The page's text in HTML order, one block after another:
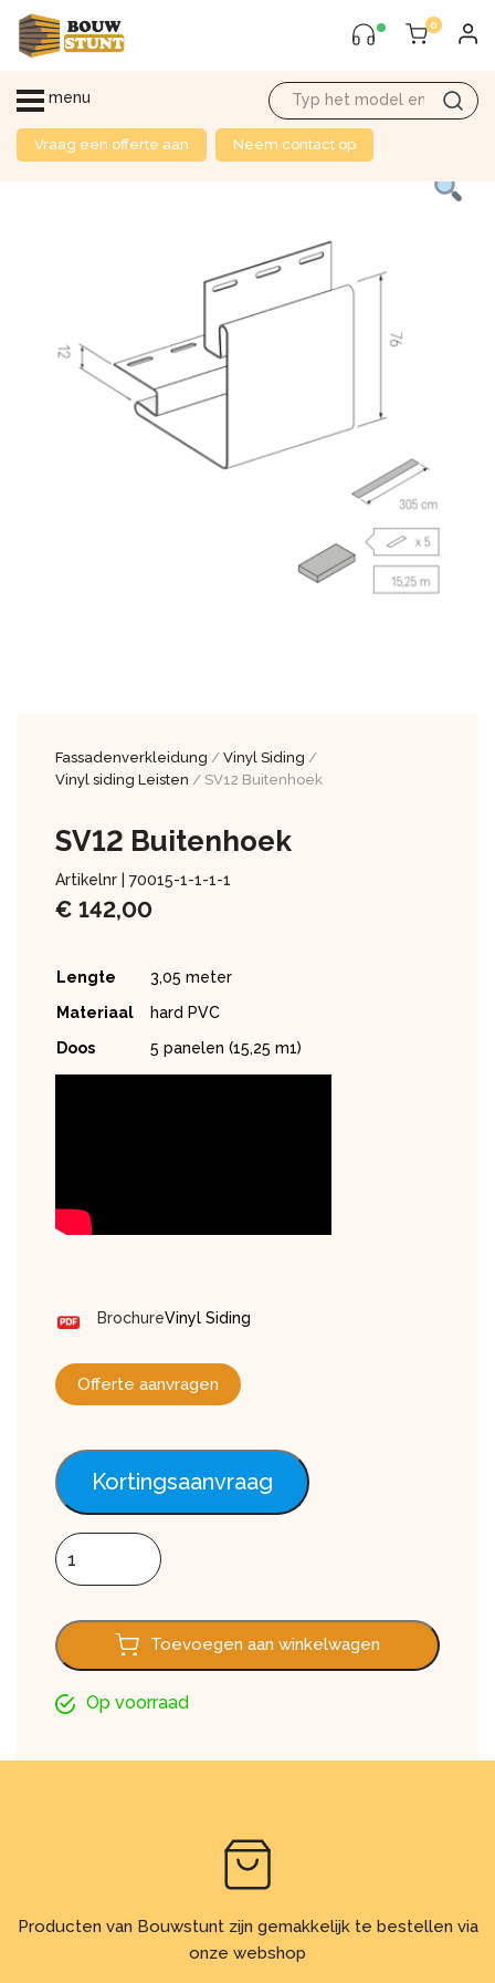
0
menu
Vraag een offerte aan Neem contact op
Fassadenverkleidung / Vinyl Siding /
Vinyl siding Leisten / SV12 Buitenhoek
SV12 Buitenhoek
Artikelnr | 70015-1-1-1-1
€ 142,00
Lengte
3,05 meter
Materiaal
hard PVC
Doos
5 panelen (15,25 m1)
BrochureVinyl Siding
Offerte aanvragen
Kortingsaanvraag
SV12 Buitenhoek aantal
Toevoegen aan winkelwagen
Op voorraad
Producten van Bouwstunt zijn gemakkelijk te bestellen via
onze webshop